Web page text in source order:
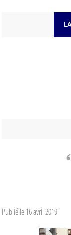
Publié le16 avril 2019